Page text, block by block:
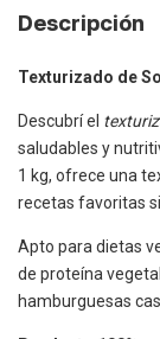
Descripción
Texturizado de
Descubrí el
saludables y
1 kg, ofrece una
recetas favoritas
Apto para dietas
de proteína
hamburguesas